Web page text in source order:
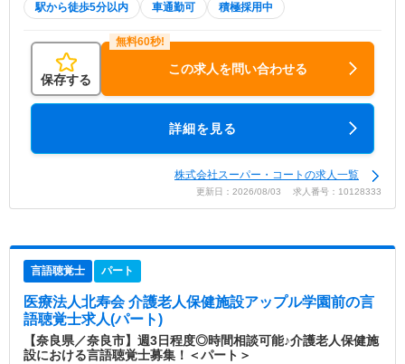
駅から徒歩5分以内 車通勤可 積極採用中
保存する
この求人を問い合わせる
詳細を見る
株式会社スーパー・コートの求人一覧
更新日：2026/08/03 求人番号：10128333
言語聴覚士 パート
医療法人北寿会 介護老人保健施設アップル学園前の言
語聴覚士求人(パート)
【奈良県／奈良市】週3日程度◎時間相談可能♪介護老人保健施
設における言語聴覚士募集！＜パート＞